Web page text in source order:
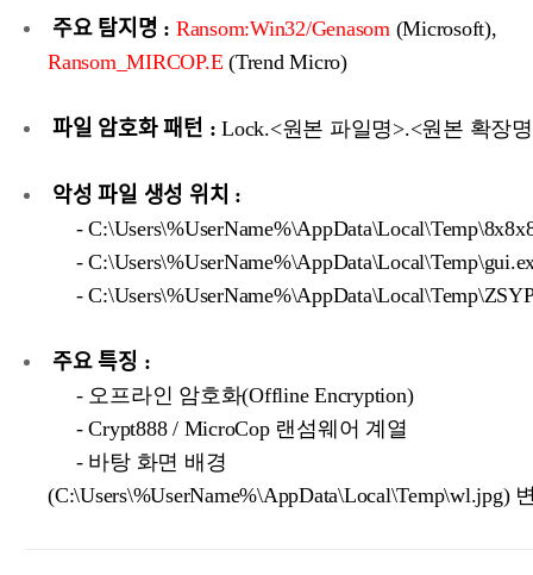
주요 탐지명 : Ransom:Win32/Genasom(Microsoft),
Ransom_MIRCOP.E (Trend Micro)
파일 암호화 패턴 : Lock.<원본 파일명>.<원본 확장
악성 파일 생성 위치 :
-
-
-
주요 특징 :
- 오프라인 암호화(Offline Encryption)
- Crypt888 / MicroCop 랜섬웨어 계열
- 바탕 화면 배경
(C:\Users\%UserName%\AppData\Local\Temp\wl.jpg)